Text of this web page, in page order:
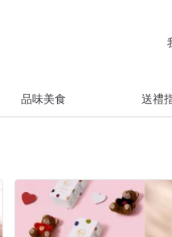
品味美食 送禮